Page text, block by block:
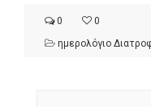
0
0
ημερολόγιο